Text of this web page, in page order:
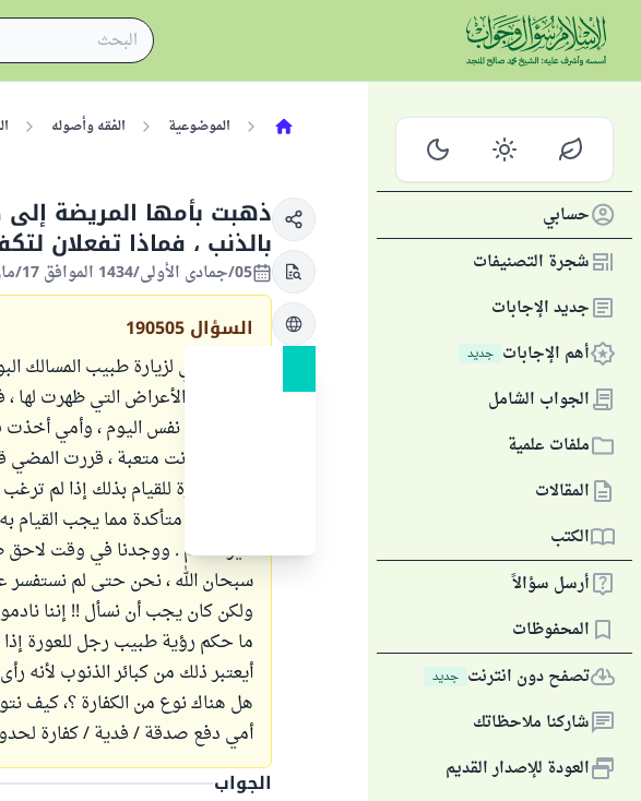
حسابي
شجرة التصنيفات
جديد الإجابات
أهم الإجابات جديد
الجواب الشامل
ملفات علمية
المقالات
الكتب
أرسل سؤالاً
المحفوظات
تصفح دون انترنت جديد
شاركنا ملاحظاتك
العودة للإصدار القديم
الموضوعية الفقه وأصوله
ذهبت بأمها المريضة
بالذنب ، فماذا تفعلان
05/جمادى الأولى/1434 الموافق 17/مارس/2013
السؤال 190505
ذهبت أمي لزيارة طبيب المسالك
بناء على الأعراض التي ظهرت
متاحا في نفس اليوم ، وأمي
والدتي كانت متعبة ، قررت
غير مجبرة للقيام بذلك إذا لم
، ولم تكن متأكدة مما يجب
غير مسلم . ووجدنا في وقت
سبحان الله ، نحن حتى لم نستفسر
ولكن كان يجب أن نسأل !! إننا
ما حكم رؤية طبيب رجل للعورة
أيعتبر ذلك من كبائر الذنوب لأنه
هل هناك نوع من الكفارة ؟،
أمي دفع صدقة / فدية / كفارة
الجواب